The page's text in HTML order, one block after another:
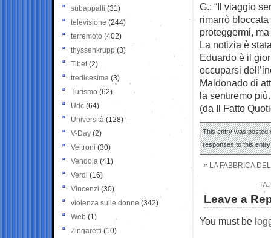
G.: “Il viaggio
rimarrò
proteggermi,
La notizia è
Eduardo è il
occuparsi
Maldonado di
la sentiremo più.
(da Il Fatto
This entry was posted
responses to this
« LA FABBRICA
Leave a
You must be
subappalti (31)
televisione(244)
terremoto (402)
thyssenkrupp (3)
Tibet(2)
tredicesima (3)
Turismo (62)
Udc (64)
Università (128)
V-Day (2)
Veltroni (30)
Vendola (41)
Verdi (16)
Vincenzi (30)
violenza sulle donne (342)
Web (1)
Zingaretti (10)